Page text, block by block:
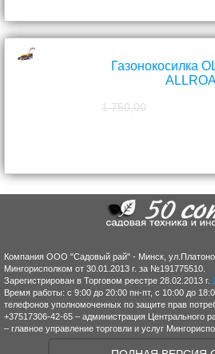
Газонокосилка
1 750,00
Компания ООО "Садовый рай" - Минск,
Мингорисполком от 30.01.2013 г. за №191775510.
Зарегистрирован в Торговом реестре 28.02.2013 г.
Время работы: с 9:00 до 20:00 пн-пт, с 10:00 до
телефонов уполномоченных по защите прав
+37517306-42-65 – администрация Центрального
– главное управление торговли и услуг